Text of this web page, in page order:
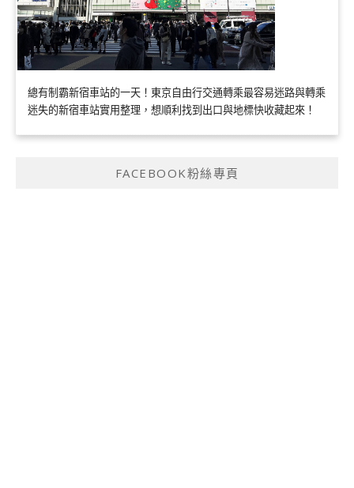
總有制霸新宿車站的一天！東京自由行交通轉乘最容易迷路與轉乘
迷失的新宿車站實用整理，想順利找到出口與地標快收藏起來！
FACEBOOK粉絲專頁